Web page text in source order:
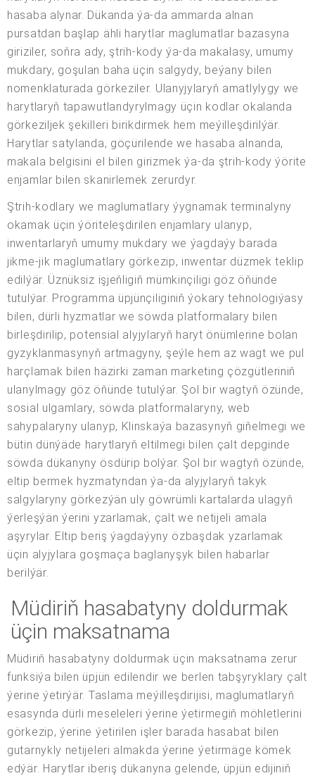
hasaba alynar. Dükanda ýa-da ammarda alnan
pursatdan başlap ähli harytlar maglumatlar bazasyna
giriziler, soňra ady, ştrih-kody ýa-da makalasy, umumy
mukdary, goşulan baha üçin salgydy, beýany bilen
nomenklaturada görkeziler. Ulanyjylaryň amatlylygy we
harytlaryň tapawutlandyrylmagy üçin kodlar okalanda
görkeziljek şekilleri birikdirmek hem meýilleşdirilýär.
Harytlar satylanda, göçürilende we hasaba alnanda,
makala belgisini el bilen girizmek ýa-da ştrih-kody ýörite
enjamlar bilen skanirlemek zerurdyr.
Ştrih-kodlary we maglumatlary ýygnamak terminalyny
okamak üçin ýöriteleşdirilen enjamlary ulanyp,
inwentarlaryň umumy mukdary we ýagdaýy barada
jikme-jik maglumatlary görkezip, inwentar düzmek teklip
edilýär. Üznüksiz işjeňligiň mümkinçiligi göz öňünde
tutulýar. Programma üpjünçiliginiň ýokary tehnologiýasy
bilen, dürli hyzmatlar we söwda platformalary bilen
birleşdirilip, potensial alyjylaryň haryt önümlerine bolan
gyzyklanmasynyň artmagyny, şeýle hem az wagt we pul
harçlamak bilen häzirki zaman marketing çözgütleriniň
ulanylmagy göz öňünde tutulýar. Şol bir wagtyň özünde,
sosial ulgamlary, söwda platformalaryny, web
sahypalaryny ulanyp, Klinskaýa bazasynyň giňelmegi we
bütin dünýäde harytlaryň eltilmegi bilen çalt depginde
söwda dükanyny ösdürip bolýar. Şol bir wagtyň özünde,
eltip bermek hyzmatyndan ýa-da alyjylaryň takyk
salgylaryny görkezýän uly göwrümli kartalarda ulagyň
ýerleşýän ýerini yzarlamak, çalt we netijeli amala
aşyrylar. Eltip beriş ýagdaýyny özbaşdak yzarlamak
üçin alyjylara goşmaça baglanyşyk bilen habarlar
berilýär.
Müdiriň hasabatyny doldurmak
üçin maksatnama
Müdiriň hasabatyny doldurmak üçin maksatnama zerur
funksiýa bilen üpjün edilendir we berlen tabşyryklary çalt
ýerine ýetirýär. Taslama meýilleşdirijisi, maglumatlaryň
esasynda dürli meseleleri ýerine ýetirmegiň möhletlerini
görkezip, ýerine ýetirilen işler barada hasabat bilen
gutarnykly netijeleri almakda ýerine ýetirmäge kömek
edýär. Harytlar iberiş dükanyna gelende, üpjün edijiniň